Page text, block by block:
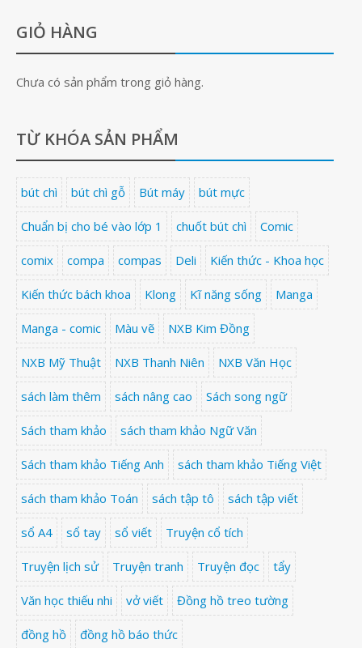
GIỎ HÀNG
Chưa có sản phẩm trong giỏ hàng.
TỪ KHÓA SẢN PHẨM
bút chì bút chì gỗ Bút máy bút mực
Chuẩn bị cho bé vào lớp 1 chuốt bút chì Comic
comix compa compas Deli Kiến thức - Khoa học
Kiến thức bách khoa Klong Kĩ năng sống Manga
Manga - comic Màu vẽ NXB Kim Đồng
NXB Mỹ Thuật NXB Thanh Niên NXB Văn Học
sách làm thêm sách nâng cao Sách song ngữ
Sách tham khảo sách tham khảo Ngữ Văn
Sách tham khảo Tiếng Anh sách tham khảo Tiếng Việt
sách tham khảo Toán sách tập tô sách tập viết
sổ A4 sổ tay sổ viết Truyện cổ tích
Truyện lịch sử Truyện tranh Truyện đọc tẩy
Văn học thiếu nhi vở viết Đồng hồ treo tường
đồng hồ đồng hồ báo thức